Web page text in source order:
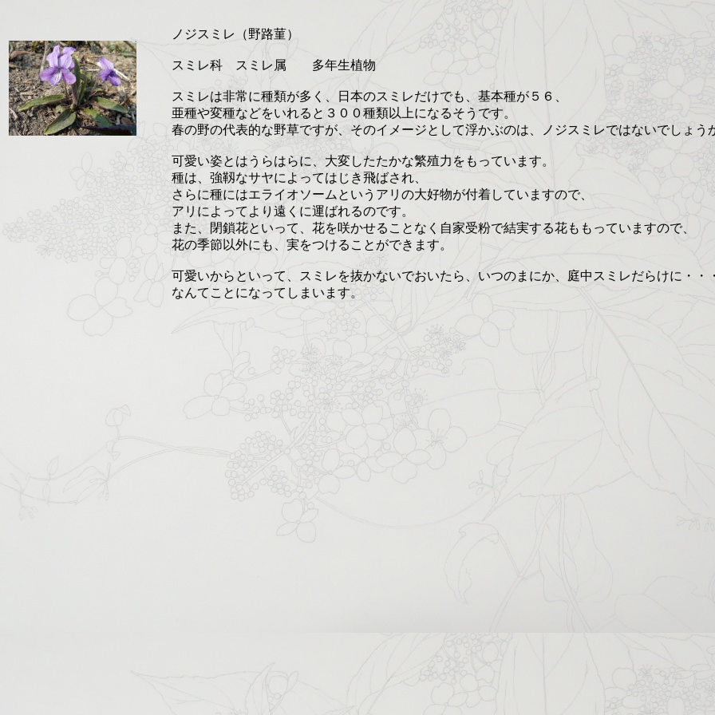
ノジスミレ（野路菫）
スミレ科 スミレ属 多年生植物
スミレは非常に種類が多く、日本のスミレだけでも、基本種が５６、
亜種や変種などをいれると３００種類以上になるそうです。
春の野の代表的な野草ですが、そのイメージとして浮かぶのは、ノジスミレではないでしょう
可愛い姿とはうらはらに、大変したたかな繁殖力をもっています。
種は、強靱なサヤによってはじき飛ばされ、
さらに種にはエライオソームというアリの大好物が付着していますので、
アリによってより遠くに運ばれるのです。
また、閉鎖花といって、花を咲かせることなく自家受粉で結実する花ももっていますので、
花の季節以外にも、実をつけることができます。
可愛いからといって、スミレを抜かないでおいたら、いつのまにか、庭中スミレだらけに・・
なんてことになってしまいます。